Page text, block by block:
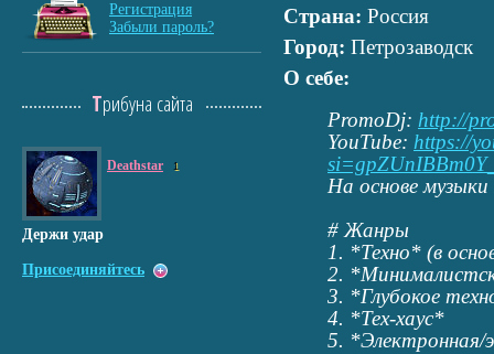
Страна: Россия
Город: Петрозаводск
О себе:
PromoDj: http://
YouTube: https://
На основе
# Жанры
1. *Техно* (в
2.
3. *Глубокое
4. *Тех-хаус*
5. *Электронная/
Регистрация
Забыли пароль?
Трибуна сайта
Deathstar 1
Держи удар
Присоединяйтесь